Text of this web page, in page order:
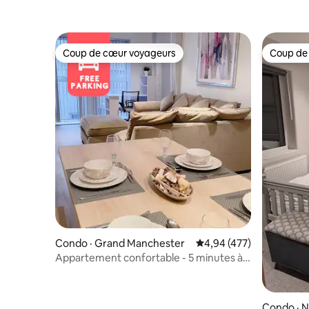
Coup de cœur voyageurs
Coup de cœur voyageurs
Condo · Grand Manchester Note moyenne de 4,94
4,94 (477)
Appartement confortable - 5 minutes à
Coup
Coup